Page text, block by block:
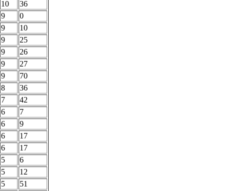
10
36
9
0
9
10
9
25
9
26
9
27
9
70
8
36
7
42
6
7
6
9
6
17
6
17
5
6
5
12
5
51